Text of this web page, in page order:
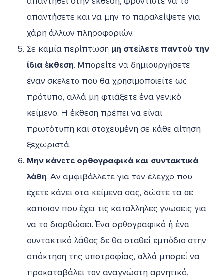
απαντήσετε και να μην το παραλείψετε για
χάρη άλλων πληροφοριών.
Σε καμία περίπτωση μη στείλετε παντού την
ίδια έκθεση. Μπορείτε να δημιουργήσετε
έναν σκελετό που θα χρησιμοποιείτε ως
πρότυπο, αλλά μη φτιάξετε ένα γενικό
κείμενο. Η έκθεση πρέπει να είναι
πρωτότυπη και στοχευμένη σε κάθε αίτηση
ξεχωριστά.
Μην κάνετε ορθογραφικά και συντακτικά
λάθη. Αν αμφιβάλλετε για τον έλεγχο που
έχετε κάνει στα κείμενα σας, δώστε τα σε
κάποιον που έχει τις κατάλληλες γνώσεις για
να το διορθώσει. Ένα ορθογραφικό ή ένα
συντακτικό λάθος δε θα σταθεί εμπόδιο στην
απόκτηση της υποτροφίας, αλλά μπορεί να
προκαταβάλει τον αναγνώστη αρνητικά,